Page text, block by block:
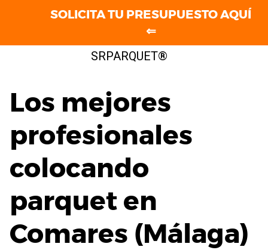
SRPARQUET®
Los mejores
profesionales
colocando
parquet en
Comares (Málaga)
SOLICITA TU PRESUPUESTO AQUÍ
⇐